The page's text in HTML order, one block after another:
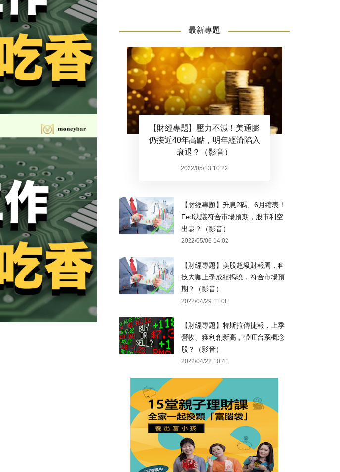
最新專題
【財經專題】壓力不減！美通膨
仍接近40年高點，明年經濟陷入
衰退？（影音）
2022/05/13 10:22
【財經專題】升息2碼、6月縮表！
Fed決議符合市場預期，股市利空
出盡？（影音）
2022/05/06 14:02
【財經專題】美股超級財報周，科
技大咖上季成績揭曉，符合市場預
期？（影音）
2022/04/29 11:08
【財經專題】特斯拉傳捷報，上季
營收、獲利創新高，帶旺台系概念
股？（影音）
2022/04/22 10:41